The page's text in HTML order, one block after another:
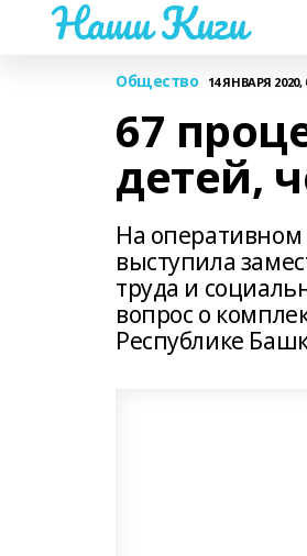
Наши Киги
Общество 14 ЯНВАРЯ 2020,
67
детей,
На оперативном
выступила
труда и
вопрос о
Республике